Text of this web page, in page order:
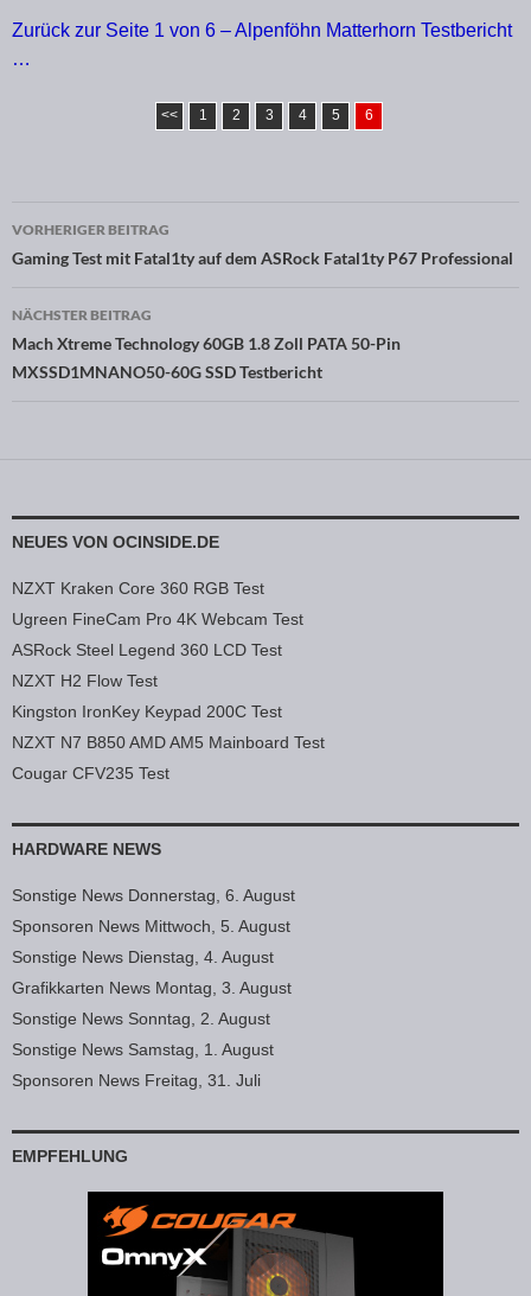
Zurück zur Seite 1 von 6 – Alpenföhn Matterhorn Testbericht
…
<< 1 2 3 4 5 6
Beitragsnavigation
VORHERIGER BEITRAG
Gaming Test mit Fatal1ty auf dem ASRock Fatal1ty P67 Professional
NÄCHSTER BEITRAG
Mach Xtreme Technology 60GB 1.8 Zoll PATA 50-Pin
MXSSD1MNANO50-60G SSD Testbericht
NEUES VON OCINSIDE.DE
NZXT Kraken Core 360 RGB Test
Ugreen FineCam Pro 4K Webcam Test
ASRock Steel Legend 360 LCD Test
NZXT H2 Flow Test
Kingston IronKey Keypad 200C Test
NZXT N7 B850 AMD AM5 Mainboard Test
Cougar CFV235 Test
HARDWARE NEWS
Sonstige News Donnerstag, 6. August
Sponsoren News Mittwoch, 5. August
Sonstige News Dienstag, 4. August
Grafikkarten News Montag, 3. August
Sonstige News Sonntag, 2. August
Sonstige News Samstag, 1. August
Sponsoren News Freitag, 31. Juli
EMPFEHLUNG